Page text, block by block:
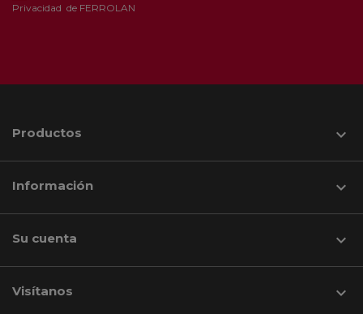
Privacidad de FERROLAN
Productos 
Información 
Su cuenta 
Visítanos keyboard_arrow_down